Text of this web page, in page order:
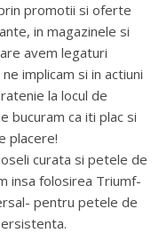
promotii si oferte
in magazinele si
avem legaturi
implicam si in actiuni
la locul de
bucuram ca iti plac si
placere!
curata si petele de
insa folosirea Triumf-
pentru petele de